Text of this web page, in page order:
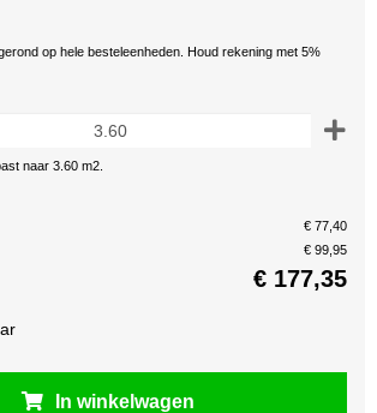
op hele besteleenheden. Houd rekening met 5%
naar 3.60 m2.
€ 77,40
€ 99,95
€ 177,35
In winkelwagen